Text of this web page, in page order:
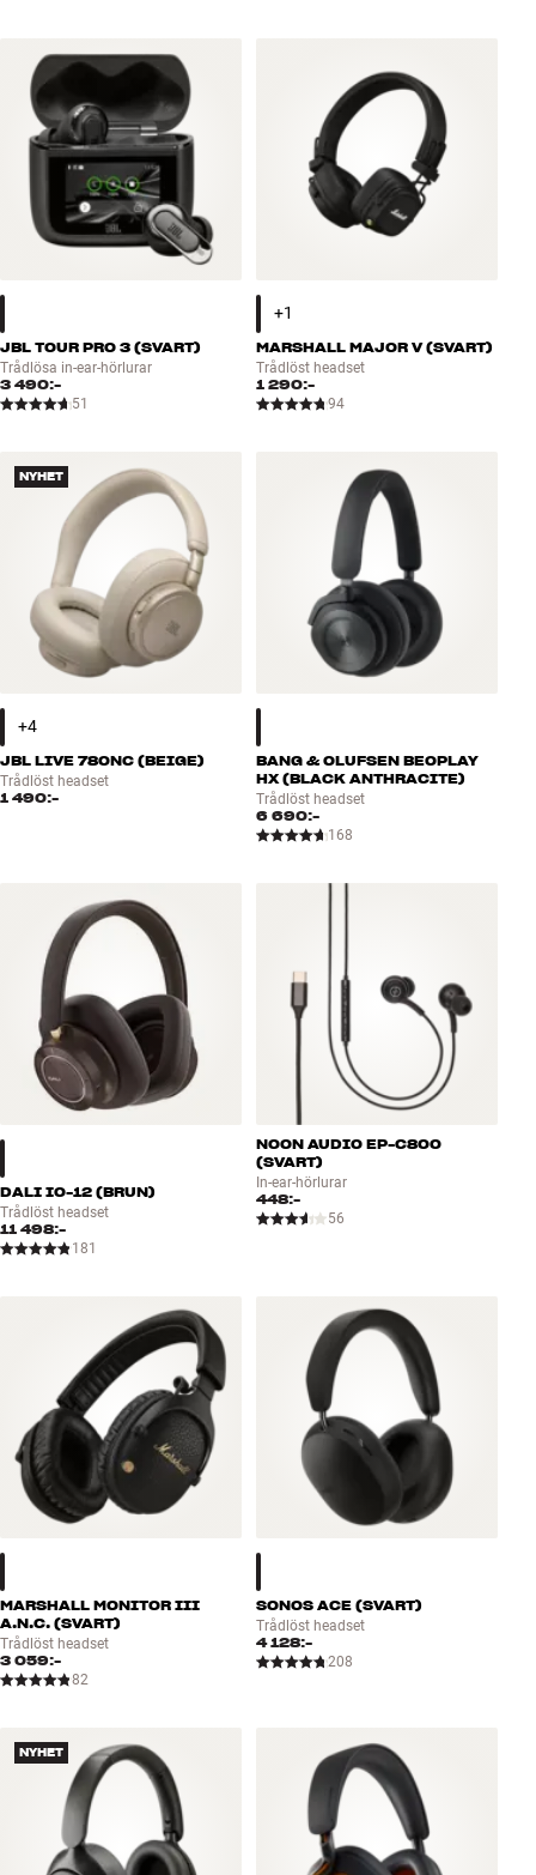
JBL TOUR PRO 3 (SVART)
Trådlösa in-ear-hörlurar
3 490:-
51
MARSHALL MAJOR V (SVART)
Trådlöst headset
1 290:-
94
NYHET
JBL LIVE 780NC (BEIGE)
Trådlöst headset
1 490:-
BANG & OLUFSEN BEOPLAY
HX (BLACK ANTHRACITE)
Trådlöst headset
6 690:-
168
DALI IO-12 (BRUN)
Trådlöst headset
11 498:-
181
NOON AUDIO EP-C800
(SVART)
In-ear-hörlurar
448:-
56
MARSHALL MONITOR III
A.N.C. (SVART)
Trådlöst headset
3 059:-
82
SONOS ACE (SVART)
Trådlöst headset
4 128:-
208
NYHET